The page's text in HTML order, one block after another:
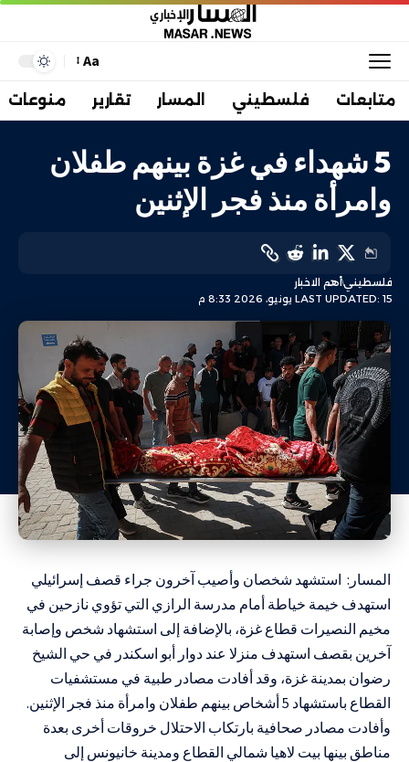
Aa
متابعات فلسطيني المسار تقارير منوعات
5 شهداء في غزة بينهم طفلان
وامرأة منذ فجر الإثنين
LAST UPDATED: 15 يونيو، 2026 8:33 م
فلسطينيأهم الاخبار
المسار: استشهد شخصان وأصيب آخرون جراء قصف إسرائيلي
استهدف خيمة خياطة أمام مدرسة الرازي التي تؤوي نازحين في
مخيم النصيرات قطاع غزة، بالإضافة إلى استشهاد شخص وإصابة
آخرين بقصف استهدف منزلا عند دوار أبو اسكندر في حي الشيخ
رضوان بمدينة غزة، وقد أفادت مصادر طبية في مستشفيات
القطاع باستشهاد 5 أشخاص بينهم طفلان وامرأة منذ فجر الإثنين.
وأفادت مصادر صحافية بارتكاب الاحتلال خروقات أخرى بعدة
مناطق بينها بيت لاهيا شمالي القطاع ومدينة خانيونس إلى